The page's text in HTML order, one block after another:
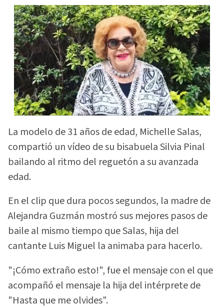
La modelo de 31 años de edad, Michelle Salas,
compartió un vídeo de su bisabuela Silvia Pinal
bailando al ritmo del reguetón a su avanzada
edad.
En el clip que dura pocos segundos, la madre de
Alejandra Guzmán mostró sus mejores pasos de
baile al mismo tiempo que Salas, hija del
cantante Luis Miguel la animaba para hacerlo.
"¡Cómo extraño esto!", fue el mensaje con el que
acompañó el mensaje la hija del intérprete de
"Hasta que me olvides".